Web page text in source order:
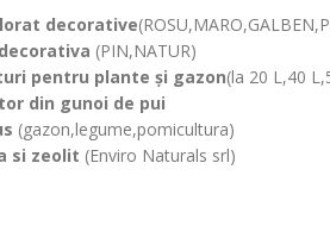
decorative
(PIN,NATUR)
pentru plante și gazon(la 20 L,40
din gunoi de pui
(gazon,legume,pomicultura)
si zeolit (Enviro Naturals srl)